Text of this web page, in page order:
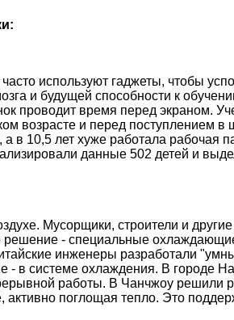
используют гаджеты, чтобы
и будущей способности к
проводит время перед экраном.
возрасте и перед поступлением в
в 10,5 лет хуже работала рабочая
данные 502 детей и
Мусорщики, строители и
решение - специальные
инженеры разработали
- в системе охлаждения. В городе
работы. В Чанчжоу решили
поглощая тепло. Это